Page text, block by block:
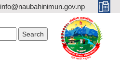
info@naubahinimun.gov.np